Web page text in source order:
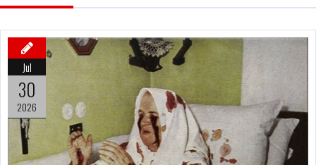
Marea vânătoare
de vrăjitoare din
Vrăjitoare
zburătoare în Mexic
Jul
30
2026